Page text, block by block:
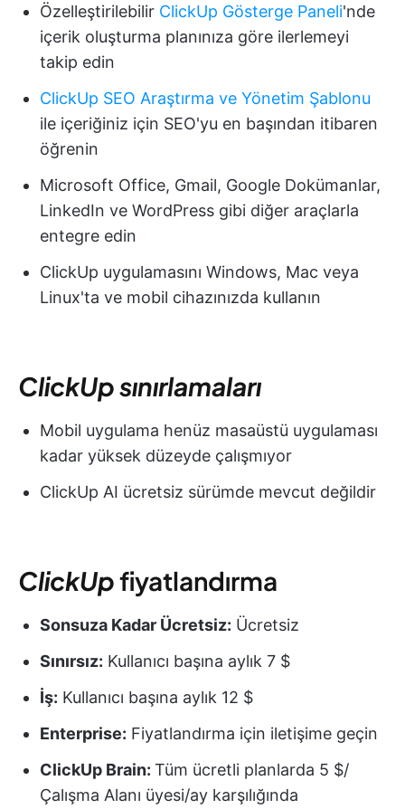
Özelleştirilebilir ClickUp Gösterge Paneli'nde
içerik oluşturma planınıza göre ilerlemeyi
takip edin
ClickUp SEO Araştırma ve Yönetim Şablonu
ile içeriğiniz için SEO'yu en başından itibaren
öğrenin
Microsoft Office, Gmail, Google Dokümanlar,
LinkedIn ve WordPress gibi diğer araçlarla
entegre edin
ClickUp uygulamasını Windows, Mac veya
Linux'ta ve mobil cihazınızda kullanın
ClickUp sınırlamaları
Mobil uygulama henüz masaüstü uygulaması
kadar yüksek düzeyde çalışmıyor
ClickUp AI ücretsiz sürümde mevcut değildir
ClickUpfiyatlandırma
Sonsuza Kadar Ücretsiz: Ücretsiz
Sınırsız: Kullanıcı başına aylık 7 $
İş: Kullanıcı başına aylık 12 $
Enterprise: Fiyatlandırma için iletişime geçin
ClickUp Brain: Tüm ücretli planlarda 5 $/
Çalışma Alanı üyesi/ay karşılığında